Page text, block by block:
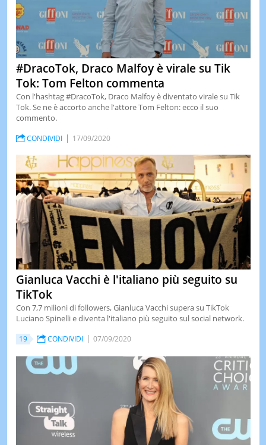
#DracoTok, Draco Malfoy è virale su Tik
Tok: Tom Felton commenta
Con l'hashtag #DracoTok, Draco Malfoy è diventato virale su Tik
Tok. Se ne è accorto anche l'attore Tom Felton: ecco il suo
commento.
CONDIVIDI 17/09/2020
Gianluca Vacchi è l'italiano più seguito su
TikTok
Con 7,7 milioni di followers, Gianluca Vacchi supera su TikTok
Luciano Spinelli e diventa l'italiano più seguito sul social network.
19 CONDIVIDI 07/09/2020